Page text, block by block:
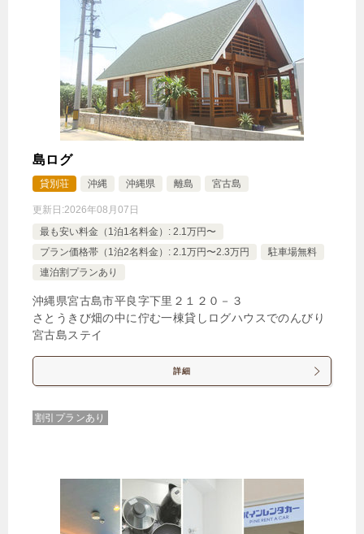
島ログ
貸別荘 沖縄 沖縄県 離島 宮古島
更新日:2026年08月07日
最も安い料金（1泊1名料金）: 2.1万円〜
プラン価格帯（1泊2名料金）: 2.1万円〜2.3万円
駐車場無料
連泊割プランあり
沖縄県宮古島市平良字下里２１２０－３
さとうきび畑の中に佇む一棟貸しログハウスでのんびり
宮古島ステイ
詳細
割引プランあり